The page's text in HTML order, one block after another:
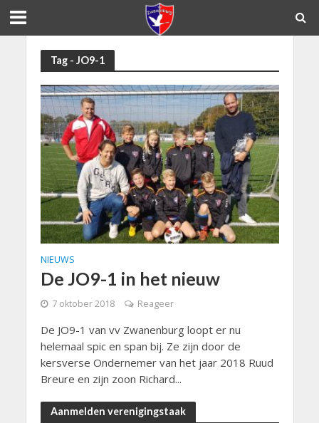
Tag - JO9-1
NIEUWS
De JO9-1 in het nieuw
7 oktober 2018 Reageer
De JO9-1 van vv Zwanenburg loopt er nu
helemaal spic en span bij. Ze zijn door de
kersverse Ondernemer van het jaar 2018 Ruud
Breure en zijn zoon Richard...
Aanmelden verenigingstaak